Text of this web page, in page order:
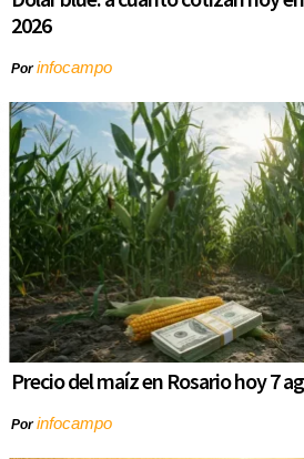
2026
Porinfocampo
Precio del maíz en Rosario hoy 7
Porinfocampo